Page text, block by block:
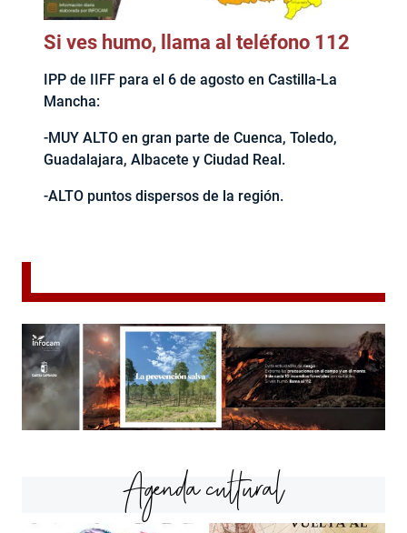
Si ves humo, llama al teléfono 112
IPP de IIFF para el 6 de agosto en Castilla-La
Mancha:
-MUY ALTO en gran parte de Cuenca, Toledo,
Guadalajara, Albacete y Ciudad Real.
-ALTO puntos dispersos de la región.
Agenda cultural